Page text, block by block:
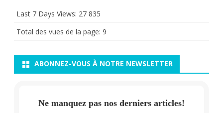
Last 7 Days Views: 27 835
Total des vues de la page: 9
ABONNEZ-VOUS À NOTRE NEWSLETTER
Ne manquez pas nos derniers articles!